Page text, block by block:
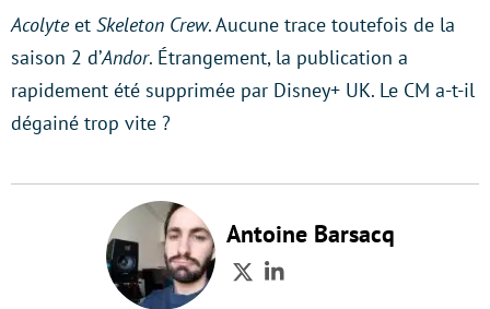
Acolyteet Skeleton Crew. Aucune trace toutefois de la
saison 2 d’Andor. Étrangement, la publication a
rapidement été supprimée par Disney+ UK. Le CM a-t-il
dégainé trop vite ?
Antoine Barsacq
TwitterLinkedIn